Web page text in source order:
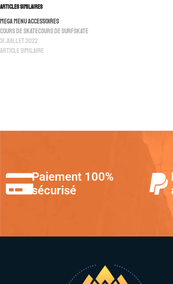
Articles similaires
Mega Menu Accessoires
Cours de skateCours de surfskate
31 juillet 2022
Article similaire
Paiement 100%
sécurisé